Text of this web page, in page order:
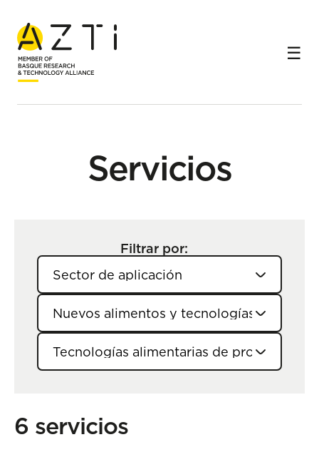
Inicio Servicios
Servicios
Filtrar por:
6 servicios